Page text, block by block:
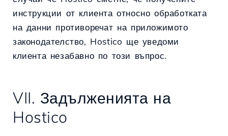
инструкции от клиента относно обработката
на данни противоречат на приложимото
законодателство, Hostico ще уведоми
клиента незабавно по този въпрос.
VII. Задълженията на
Hostico